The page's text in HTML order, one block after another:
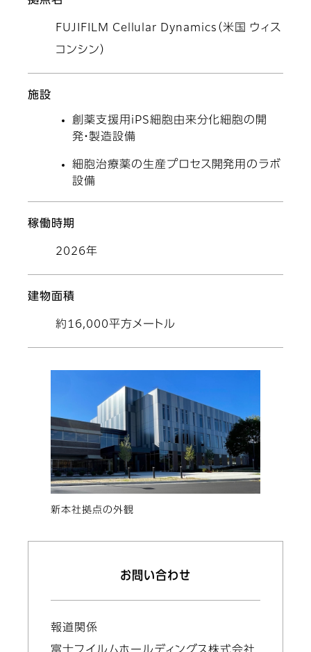
FUJIFILM Cellular Dynamics（米国 ウィス
コンシン）
施設
創薬支援用iPS細胞由来分化細胞の開
発・製造設備
細胞治療薬の生産プロセス開発用のラボ
設備
稼働時期
2026年
建物面積
約16,000平方メートル
新本社拠点の外観
お問い合わせ
報道関係